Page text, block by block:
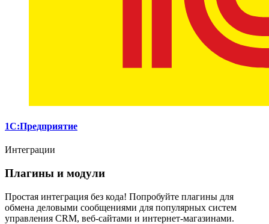
1С:Предприятие
Интеграции
Плагины и модули
Простая интеграция без кода! Попробуйте плагины для
обмена деловыми сообщениями для популярных систем
управления CRM, веб-сайтами и интернет-магазинами.